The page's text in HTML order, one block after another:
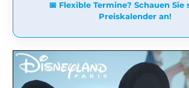
📅 Flexible Termine? Schauen Sie
Preiskalender an!